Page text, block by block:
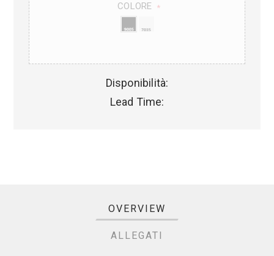
COLORE *
Disponibilità:
Lead Time:
OVERVIEW
ALLEGATI